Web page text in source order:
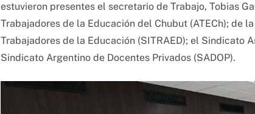
estuvieron presentes el secretario de Trabajo, Tobias
Trabajadores de la Educación del Chubut (ATECh); de
Trabajadores de la Educación (SITRAED); el Sindicato
Sindicato Argentino de Docentes Privados (SADOP).